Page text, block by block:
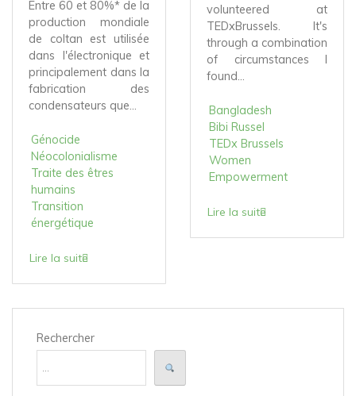
Entre 60 et 80%* de la
production mondiale
de coltan est utilisée
dans l'électronique et
principalement dans la
fabrication des
condensateurs que...
Génocide
Néocolonialisme
Traite des êtres
humains
Transition
énergétique
Lire la suite
volunteered at
TEDxBrussels. It's
through a combination
of circumstances I
found...
Bangladesh
Bibi Russel
TEDx Brussels
Women
Empowerment
Lire la suite
Rechercher